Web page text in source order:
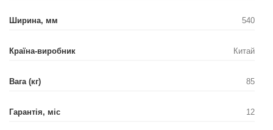
Ширина, мм 540
Країна-виробник Китай
Вага (кг) 85
Гарантія, міс 12